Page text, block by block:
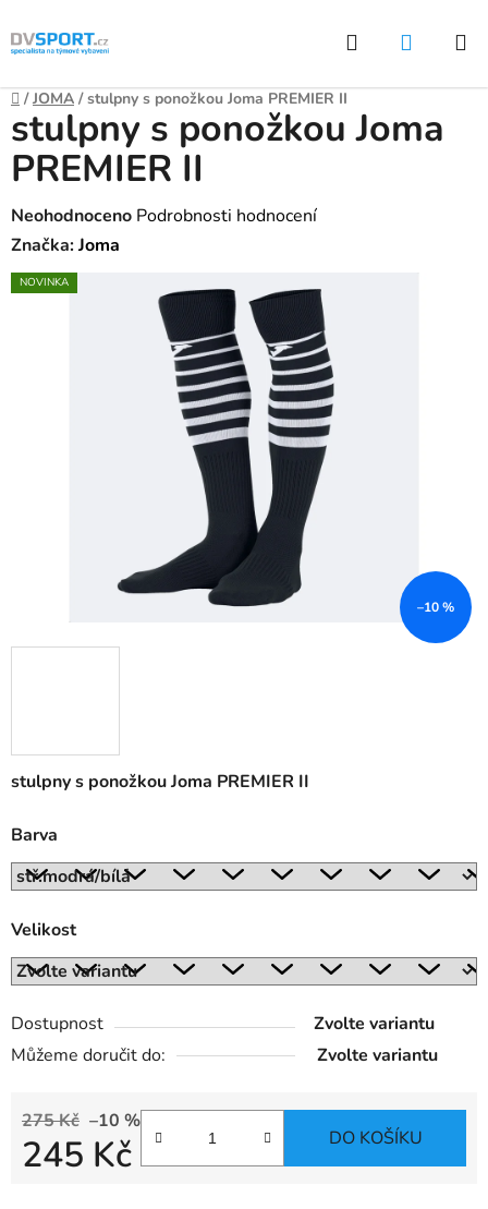
Přejít
na
Hledat
Domů
/ JOMA / stulpny s ponožkou Joma PREMIER II
stulpny s ponožkou Joma PREMIER II
Barva
Velikost
Dostupnost
Zvolte variantu
Můžeme doručit do:
Zvolte variantu
275 Kč –10 %
245 Kč DO KOŠÍKU
stulpny s ponožkou Joma
PREMIER II
Průměrné
hodnocení
produktu
Neohodnoceno Podrobnosti hodnocení
Značka:Joma
NOVINKA
–10 %